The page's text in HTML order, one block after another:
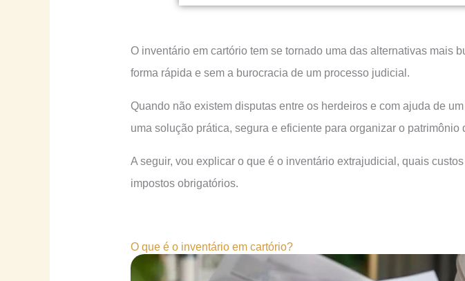
O inventário em cartório tem se tornado uma das alternativas mais
forma rápida e sem a burocracia de um processo judicial.
Quando não existem disputas entre os herdeiros e com ajuda de um
uma solução prática, segura e eficiente para organizar o
A seguir, vou explicar o que é o inventário extrajudicial, quais
impostos obrigatórios.
O que é o inventário em cartório?